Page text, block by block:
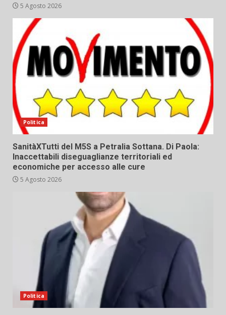
5 Agosto 2026
Politica
SanitàXTutti del M5S a Petralia Sottana. Di Paola:
Inaccettabili diseguaglianze territoriali ed
economiche per accesso alle cure
5 Agosto 2026
Politica